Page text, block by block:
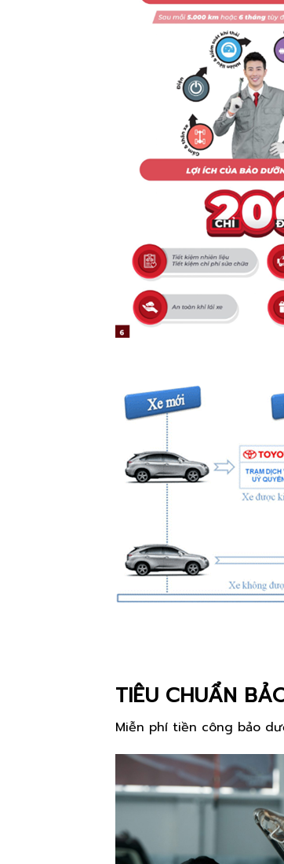
TIÊU CHUẨN
Miễn phí tiền công bảo